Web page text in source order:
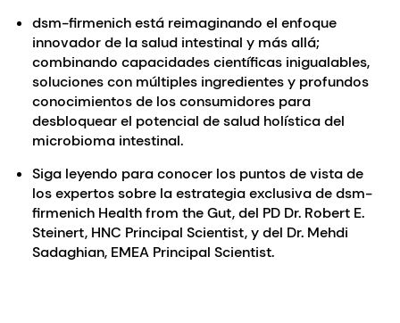
dsm-firmenich está reimaginando el enfoque
innovador de la salud intestinal y más allá;
combinando capacidades científicas inigualables,
soluciones con múltiples ingredientes y profundos
conocimientos de los consumidores para
desbloquear el potencial de salud holística del
microbioma intestinal.
Siga leyendo para conocer los puntos de vista de
los expertos sobre la estrategia exclusiva de dsm-
firmenich Health from the Gut, del PD Dr. Robert E.
Steinert, HNC Principal Scientist, y del Dr. Mehdi
Sadaghian, EMEA Principal Scientist.